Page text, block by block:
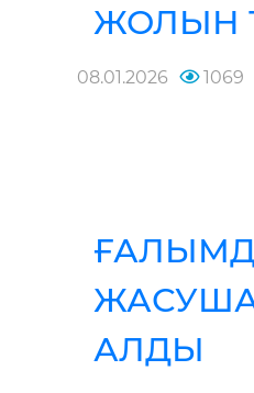
ЖОЛЫН
08.01.2026 1069
АЛДЫ